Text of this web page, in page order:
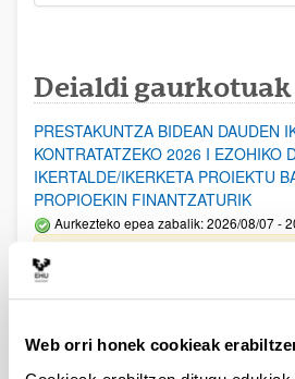
Web orri honek cookieak
Deialdi gaurkotuak
PRESTAKUNTZA BIDEAN DAUDEN
KONTRATATZEKO 2026 I EZOHIKO
IKERTALDE/IKERKETA PROIEKTU
PROPIOEKIN FINANTZATURIK
Aurkezteko epea zabalik: 2026/08/07 -
Izapide irekia